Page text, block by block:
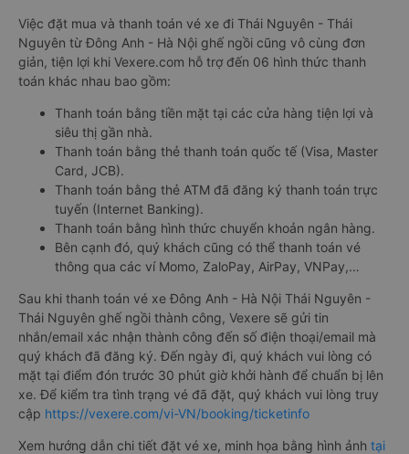
Việc đặt mua và thanh toán vé xe đi Thái Nguyên - Thái
Nguyên từ Đông Anh - Hà Nội ghế ngồi cũng vô cùng đơn
giản, tiện lợi khi Vexere.com hỗ trợ đến 06 hình thức thanh
toán khác nhau bao gồm:
Thanh toán bằng tiền mặt tại các cửa hàng tiện lợi và
siêu thị gần nhà.
Thanh toán bằng thẻ thanh toán quốc tế (Visa, Master
Card, JCB).
Thanh toán bằng thẻ ATM đã đăng ký thanh toán trực
tuyến (Internet Banking).
Thanh toán bằng hình thức chuyển khoản ngân hàng.
Bên cạnh đó, quý khách cũng có thể thanh toán vé
thông qua các ví Momo, ZaloPay, AirPay, VNPay,…
Sau khi thanh toán vé xe Đông Anh - Hà Nội Thái Nguyên -
Thái Nguyên ghế ngồi thành công, Vexere sẽ gửi tin
nhắn/email xác nhận thành công đến số điện thoại/email mà
quý khách đã đăng ký. Đến ngày đi, quý khách vui lòng có
mặt tại điểm đón trước 30 phút giờ khởi hành để chuẩn bị lên
xe. Để kiểm tra tình trạng vé đã đặt, quý khách vui lòng truy
cập https://vexere.com/vi-VN/booking/ticketinfo
Xem hướng dẫn chi tiết đặt vé xe, minh họa bằng hình ảnh tại